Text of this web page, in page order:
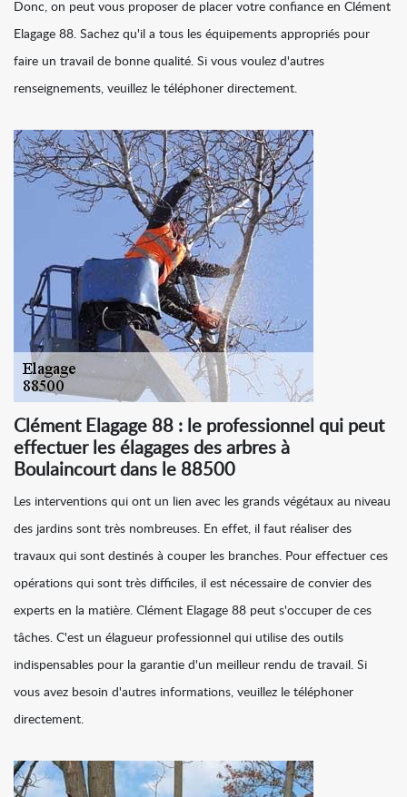
Donc, on peut vous proposer de placer votre confiance en Clément
Elagage 88. Sachez qu'il a tous les équipements appropriés pour
faire un travail de bonne qualité. Si vous voulez d'autres
renseignements, veuillez le téléphoner directement.
Clément Elagage 88 : le professionnel qui peut
effectuer les élagages des arbres à
Boulaincourt dans le 88500
Les interventions qui ont un lien avec les grands végétaux au niveau
des jardins sont très nombreuses. En effet, il faut réaliser des
travaux qui sont destinés à couper les branches. Pour effectuer ces
opérations qui sont très difficiles, il est nécessaire de convier des
experts en la matière. Clément Elagage 88 peut s'occuper de ces
tâches. C'est un élagueur professionnel qui utilise des outils
indispensables pour la garantie d'un meilleur rendu de travail. Si
vous avez besoin d'autres informations, veuillez le téléphoner
directement.